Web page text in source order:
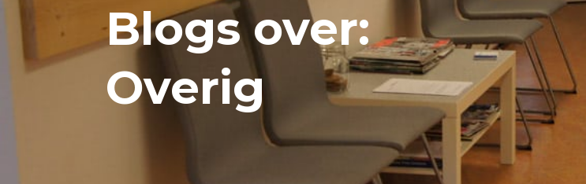
Blogs over:
Overig